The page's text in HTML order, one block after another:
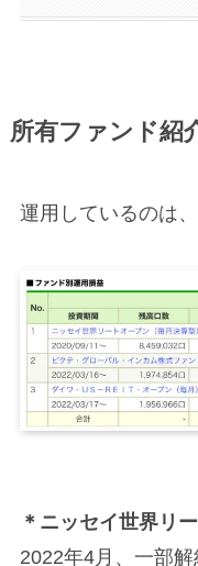
所有ファンド紹
運用しているのは
＊ニッセイ世界リ
2022年4月、一部